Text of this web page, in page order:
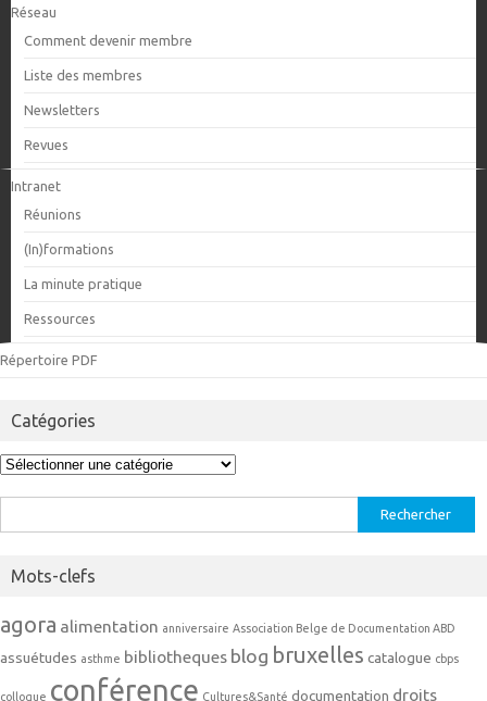
Réseau
Comment devenir membre
Liste des membres
Newsletters
Revues
Intranet
Réunions
(In)formations
La minute pratique
Ressources
Répertoire PDF
Catégories
Catégories
Mots-clefs
agora alimentation anniversaire Association Belge de Documentation ABD
assuétudes asthme bibliotheques blog bruxelles catalogue cbps
colloque conférence Cultures&Santé documentation droits